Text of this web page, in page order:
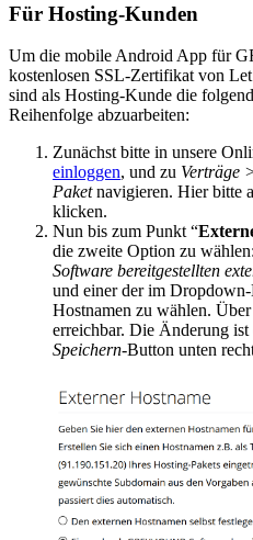
Für Hosting-Kunden
Um die mobile Android App für
kostenlosen SSL-Zertifikat von
sind als Hosting-Kunde die
Reihenfolge abzuarbeiten:
Zunächst bitte in unsere
einloggen, und zu Verträge
Paketnavigieren. Hier bitte
klicken.
Nun bis zum Punkt “
die zweite Option zu
Software bereitgestellten
und einer der im
Hostnamen zu wählen.
erreichbar. Die Änderung
Speichern-Button unten